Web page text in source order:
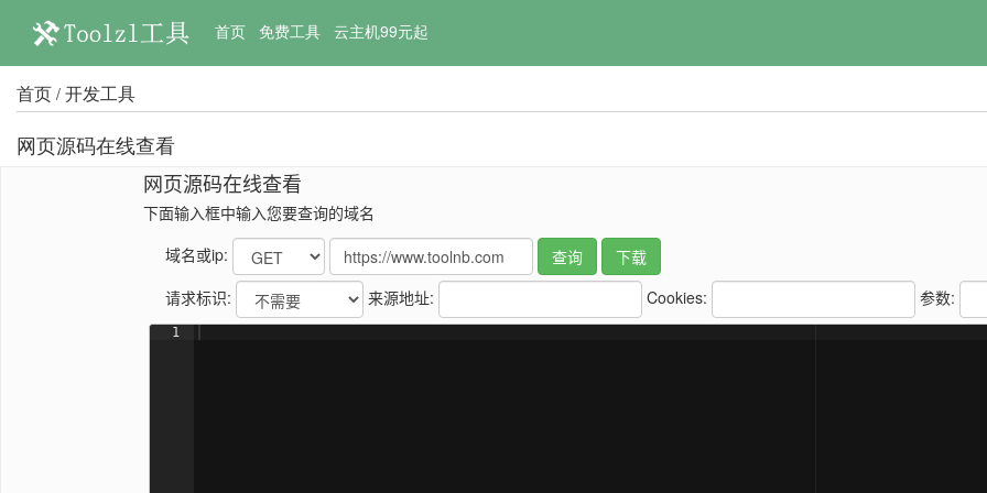
首页 免费工具 云主机99元起
首页 / 开发工具
网页源码在线查看